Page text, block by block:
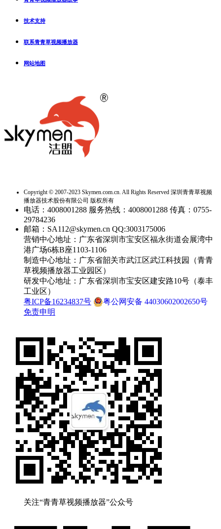
技术支持
联系青青草视频播放器
网站地图
Copyright © 2007-2023 Skymen.com.cn. All Rights Reserved 深圳青青草视频
播放器技术股份有限公司 版权所有
电话：4008001288 服务热线：4008001288 传真：0755-
29784236
邮箱：SA112@skymen.cn QQ:3003175006
营销中心地址：广东省深圳市宝安区福永街道会展湾中
港广场6栋B座1103-1106
制造中心地址：广东省韶关市武江区武江科技园（青青
草视频播放器工业园区）
研发中心地址：广东省深圳市宝安区建安路10号（泰丰
工业区）
粤ICP备16234837号
粤公网安备 44030602002650号
免责申明
关注“青青草视频播放器”公众号